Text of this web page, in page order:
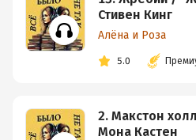
Стивен Кинг
Алёна и Роза
5.0
2. Макстон
Мона Кастен